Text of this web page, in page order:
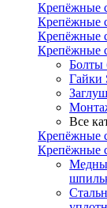
Крепёжные
Крепёжные
Крепёжные
Крепёжные
Болты
Гайки
Все
Крепёжные
Крепёжные